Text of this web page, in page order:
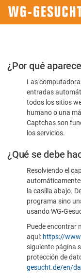
Por
favor,
confirme
humano
¿Por qué
Las
entradas
todos los sitios
humano o una
Captchas son
los servicios.
¿Qué se debe
Resolviendo el
la casilla abajo.
programa sino
usando WG-
Puede encontrar
aquí: https://
siguiente página
protección de
gesucht.de/en/